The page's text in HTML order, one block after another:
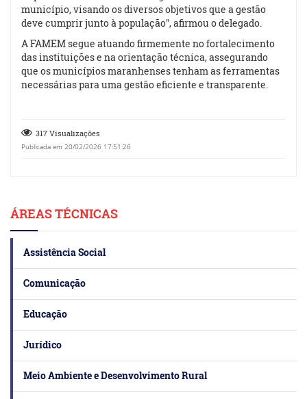
município, visando os diversos objetivos que a gestão
deve cumprir junto à população", afirmou o delegado.
A FAMEM segue atuando firmemente no fortalecimento
das instituições e na orientação técnica, assegurando
que os municípios maranhenses tenham as ferramentas
necessárias para uma gestão eficiente e transparente.
317 Visualizações
Publicada em 20/02/2026 17:51:26
ÁREAS TÉCNICAS
Assistência Social
Comunicação
Educação
Jurídico
Meio Ambiente e Desenvolvimento Rural